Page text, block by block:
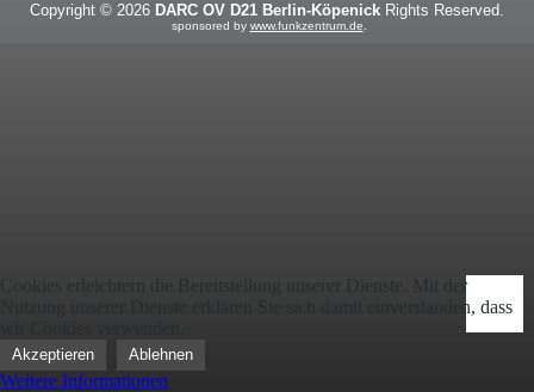
Copyright © 2026 DARC OV D21 Berlin-Köpenick Rights Reserved.
sponsored by www.funkzentrum.de
Cookies erleichtern die Bereitstellung unserer Dienste. Mit der
Nutzung unserer Dienste erklären Sie sich damit einverstanden, dass
Akzeptieren Ablehnen
Weitere Informationen